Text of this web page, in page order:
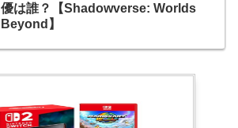
優は誰？【Shadowverse: Worlds
Beyond】